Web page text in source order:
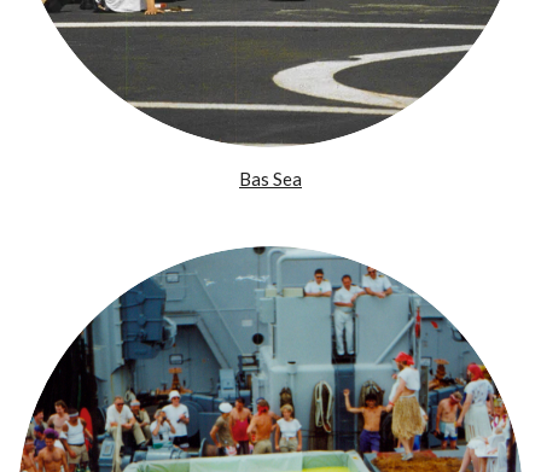
Bas Sea